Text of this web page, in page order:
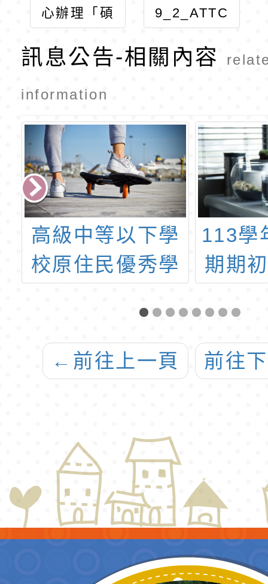
心辦理「碩
士18學分
班」相關資
9_2_ATTC
H2
訊息公告-相關內容
information
高級中等以下學
校原住民優秀學
113學
期期
暨「
使
← 前往上一頁 前往